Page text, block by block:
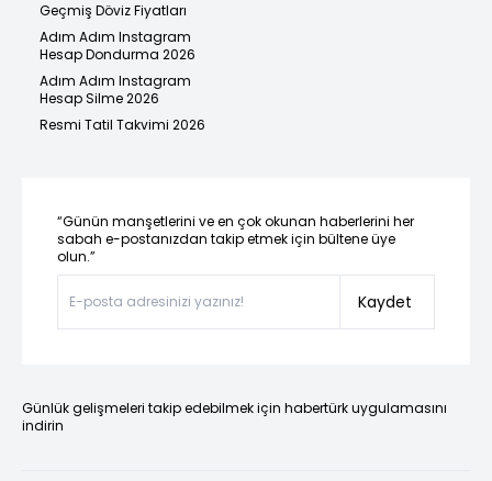
Geçmiş Döviz Fiyatları
Adım Adım Instagram
Hesap Dondurma 2026
Adım Adım Instagram
Hesap Silme 2026
Resmi Tatil Takvimi 2026
“Günün manşetlerini ve en çok okunan haberlerini her
sabah e-postanızdan takip etmek için bültene üye
olun.”
Kaydet
Günlük gelişmeleri takip edebilmek için habertürk uygulamasını
indirin